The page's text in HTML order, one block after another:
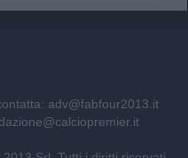
adv@fabfour2013.it